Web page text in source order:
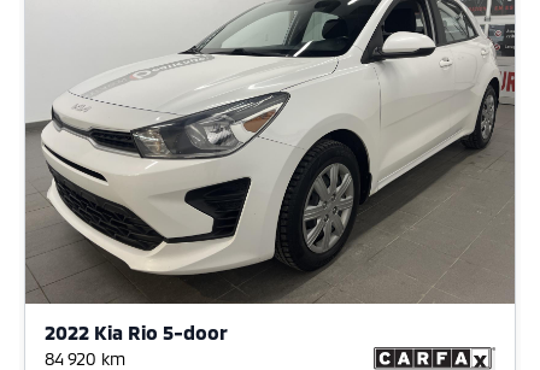
2022 Kia Rio 5-door
84 920 km